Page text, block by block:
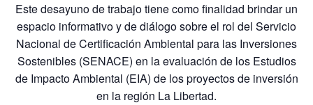
Este desayuno de trabajo tiene como finalidad brindar un
espacio informativo y de diálogo sobre el rol del Servicio
Nacional de Certificación Ambiental para las Inversiones
Sostenibles (SENACE) en la evaluación de los Estudios
de Impacto Ambiental (EIA) de los proyectos de inversión
en la región La Libertad.